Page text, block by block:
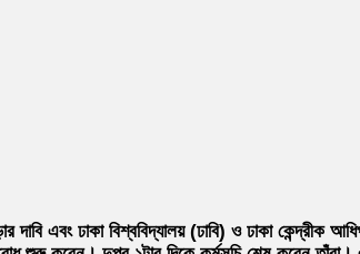
দাবি এবং ঢাকা বিশ্ববিদ্যালয় (ঢাবি) ও ঢাকা কেন্দ্রীক